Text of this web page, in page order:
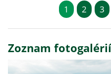
1 2 3
Zoznam